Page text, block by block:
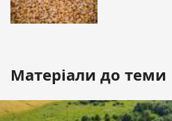
Матеріали до теми